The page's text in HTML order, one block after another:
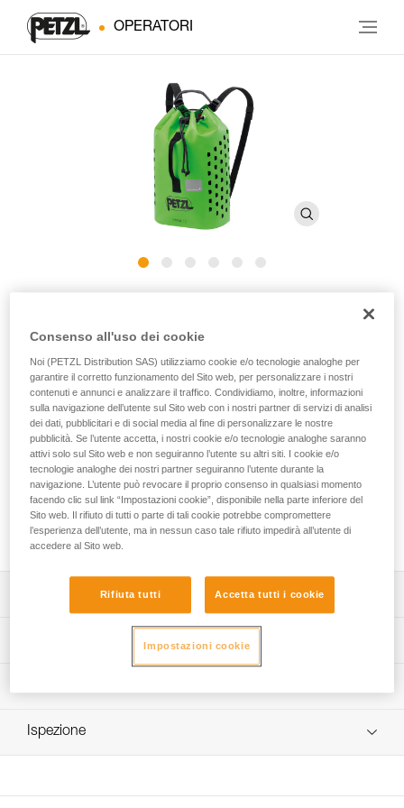
OPERATORI
YARA CLUB 15 è un sacco portacorda di piccola capacità,
destinato all’uso collettivo nel torrentismo. Consente il
trasporto della corda, evita che s’impigli nel resto
dell’attrezzatura e facilita le manovre alla sosta o durante
l’installazione del corrimano. Lo schienale imbottito ne
garantisce la galleggiabilità e i due manici assicurano
maggiore maneggevolezza. I molteplici fori ottimizzano
l’evacuazione dell’acqua. La costruzione e il manico
superiore rinforzato gli conferiscono una grande resistenza.
Sacco portacorda di facile utilizzo destinato all’uso
collettivo nel torrentismo:
- progettato per trasportare la corda, evitare che s’impigli
sacco ALCANADRE CLUB 30 e ALCANADRE GUIDE 45,
garantire la galleggiabilità,
- lati e fondo forati per un’efficace evacuazione
Specifiche tecniche
poliestere
FAQ
Ispezione
Consenso all'uso dei cookie
Noi (PETZL Distribution SAS) utilizziamo cookie e/o tecnologie analoghe per
garantire il corretto funzionamento del Sito web, per personalizzare i nostri
contenuti e annunci e analizzare il traffico. Condividiamo, inoltre, informazioni
sulla navigazione dell’utente sul Sito web con i nostri partner di servizi di analisi
dei dati, pubblicitari e di social media al fine di personalizzare le nostre
pubblicità. Se l’utente accetta, i nostri cookie e/o tecnologie analoghe saranno
attivi solo sul Sito web e non seguiranno l’utente su altri siti. I cookie e/o
tecnologie analoghe dei nostri partner seguiranno l’utente durante la
navigazione. L’utente può revocare il proprio consenso in qualsiasi momento
facendo clic sul link “Impostazioni cookie”, disponibile nella parte inferiore del
Sito web. Il rifiuto di tutti o parte di tali cookie potrebbe compromettere
l’esperienza dell’utente, ma in nessun caso tale rifiuto impedirà all’utente di
accedere al Sito web.
Rifiuta tutti Accetta tutti i cookie
Impostazioni cookie